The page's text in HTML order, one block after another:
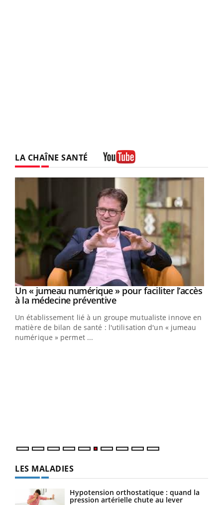
LA CHAÎNE SANTÉ
Youtube
Un « jumeau numérique » pour faciliter l’accès
à la médecine préventiveYoutube
Un établissement lié à un groupe mutualiste innove en
matière de bilan de santé : l'utilisation d'un « jumeau
numérique » permet ...
LES MALADIES
Hypotension orthostatique : quand la
pression artérielle chute au lever